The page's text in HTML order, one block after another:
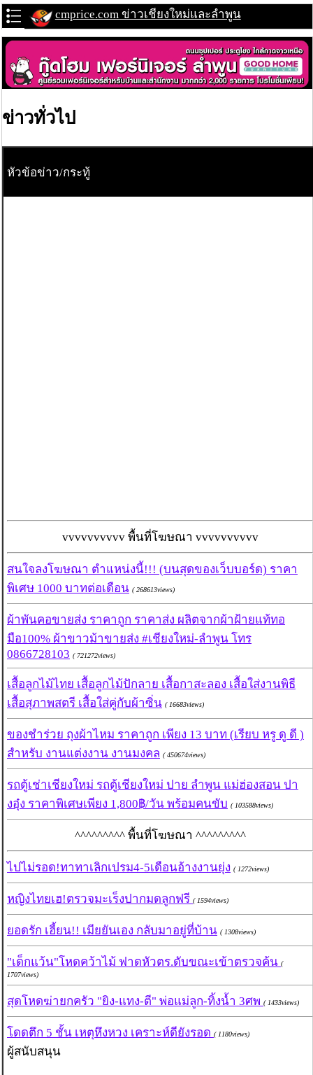
cmprice.com ข่าวเชียงใหม่และลำพูน
ข่าวทั่วไป
หัวข้อข่าว/กระทู้
vvvvvvvvvv พื้นที่โฆษณา vvvvvvvvvv
สนใจลงโฆษณา ตำแหน่งนี้!!! (บนสุดของเว็บบอร์ด) ราคา
พิเศษ 1000 บาทต่อเดือน ( 268613views)
ผ้าพันคอขายส่ง ราคาถูก ราคาส่ง ผลิตจากผ้าฝ้ายแท้ทอ
มือ100% ผ้าขาวม้าขายส่ง #เชียงใหม่-ลำพูน โทร
0866728103 ( 721272views)
เสื้อลูกไม้ไทย เสื้อลูกไม้ปักลาย เสื้อกาสะลอง เสื้อใส่งานพิธี
เสื้อสุภาพสตรี เสื้อใส่คู่กับผ้าซิ่น ( 16683views)
ของชำร่วย ถุงผ้าไหม ราคาถูก เพียง 13 บาท (เรียบ หรู ดู ดี )
สำหรับ งานแต่งงาน งานมงคล ( 450674views)
รถตู้เช่าเชียงใหม่ รถตู้เชียงใหม่ ปาย ลำพูน แม่ฮ่องสอน ปา
งอุ๋ง ราคาพิเศษเพียง 1,800฿/วัน พร้อมคนขับ ( 103588views)
^^^^^^^^^ พื้นที่โฆษณา ^^^^^^^^^
ไปไม่รอด!ทาทาเลิกเปรม4-5เดือนอ้างงานยุ่ง ( 1272views)
หญิงไทยเฮ!ตรวจมะเร็งปากมดลูกฟรี ( 1594views)
ยอดรัก เฮี้ยน!! เมียยันเอง กลับมาอยู่ที่บ้าน ( 1308views)
"เด็กแว้น"โหดคว้าไม้ ฟาดหัวตร.ดับขณะเข้าตรวจค้น (
1707views)
สุดโหดฆ่ายกครัว "ยิง-แทง-ตี" พ่อแม่ลูก-ทิ้งน้ำ 3ศพ ( 1433views)
โดดตึก 5 ชั้น เหตุหึงหวง เคราะห์ดียังรอด ( 1180views)
ผู้สนับสนุน